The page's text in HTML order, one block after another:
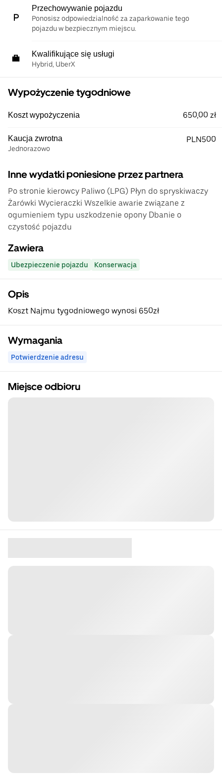
Przechowywanie pojazdu
Ponosisz odpowiedzialność za zaparkowanie tego
pojazdu w bezpiecznym miejscu.
Kwalifikujące się usługi
Hybrid, UberX
Wypożyczenie tygodniowe
Koszt wypożyczenia 650,00 zł
Kaucja zwrotna
Jednorazowo
PLN500
Inne wydatki poniesione przez partnera
Po stronie kierowcy Paliwo (LPG) Płyn do spryskiwaczy
Żarówki Wycieraczki Wszelkie awarie związane z
ogumieniem typu uszkodzenie opony Dbanie o
czystość pojazdu
Zawiera
Ubezpieczenie pojazdu Konserwacja
Opis
Koszt Najmu tygodniowego wynosi 650zł
Wymagania
Potwierdzenie adresu
Miejsce odbioru